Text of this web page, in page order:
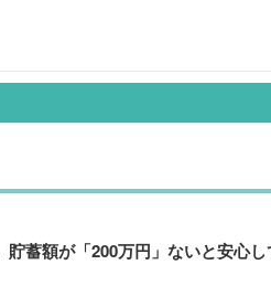
蓄額が「200万円」ないと安心